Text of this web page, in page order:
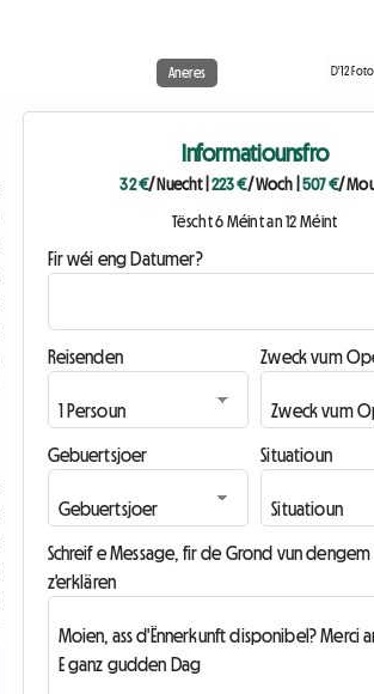
Aneres D'12
Informatiounsfro
32 €/ Nuecht| 223 €/ Woch |507 €/
Tëscht 6 Méint an 12 Méint
Fir wéi eng Datumer?
Reisenden Zweck vum
Gebuertsjoer Situatioun
Schreif e Message, fir de Grond vun
z'erklären